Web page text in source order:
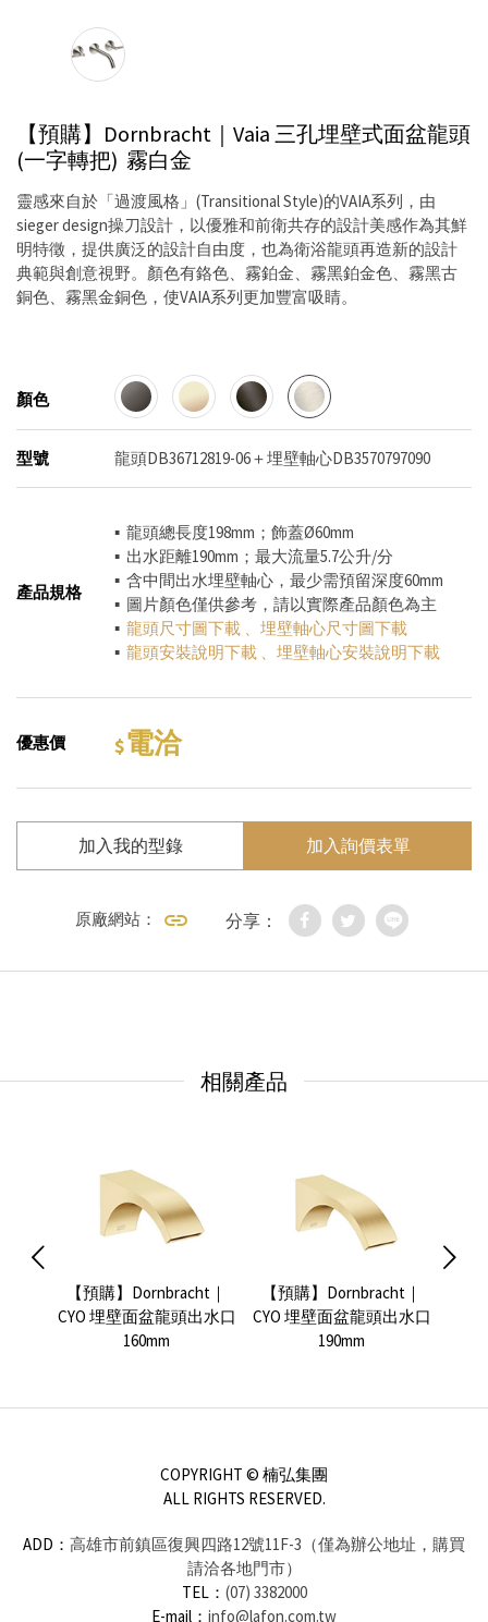
【預購】Dornbracht｜Vaia 三孔埋壁式面盆龍頭
(一字轉把) 霧白金
靈感來自於「過渡風格」(Transitional Style)的VAIA系列，由
sieger design操刀設計，以優雅和前衛共存的設計美感作為其鮮
明特徵，提供廣泛的設計自由度，也為衛浴龍頭再造新的設計
典範與創意視野。顏色有鉻色、霧鉑金、霧黑鉑金色、霧黑古
銅色、霧黑金銅色，使VAIA系列更加豐富吸睛。
顏色
型號 龍頭DB36712819-06＋埋壁軸心DB3570797090
產品規格
▪ 龍頭總長度198mm；飾蓋Ø60mm
▪ 出水距離190mm；最大流量5.7公升/分
▪ 含中間出水埋壁軸心，最少需預留深度60mm
▪ 圖片顏色僅供參考，請以實際產品顏色為主
▪ 龍頭尺寸圖下載 、 埋壁軸心尺寸圖下載
▪ 龍頭安裝說明下載 、 埋壁軸心安裝說明下載
優惠價 電洽
加入我的型錄 加入詢價表單
原廠網站： 分享：
相關產品
【預購】Dornbracht｜
CYO 埋壁面盆龍頭出水口
160mm
【預購】Dornbracht｜
CYO 埋壁面盆龍頭出水口
190mm
COPYRIGHT © 楠弘集團
ALL RIGHTS RESERVED.
ADD： 高雄市前鎮區復興四路12號11F-3（僅為辦公地址，購買
請洽各地門市）
TEL： (07) 3382000
E-mail： info@lafon.com.tw